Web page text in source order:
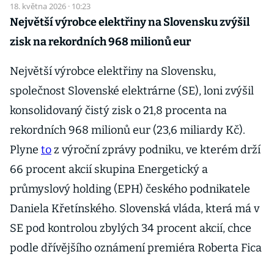
18. května 2026 · 10:23
Největší výrobce elektřiny na Slovensku zvýšil
zisk na rekordních 968 milionů eur
Největší výrobce elektřiny na Slovensku,
společnost Slovenské elektrárne (SE), loni zvýšil
konsolidovaný čistý zisk o 21,8 procenta na
rekordních 968 milionů eur (23,6 miliardy Kč).
Plyne toz výroční zprávy podniku, ve kterém drží
66 procent akcií skupina Energetický a
průmyslový holding (EPH) českého podnikatele
Daniela Křetínského. Slovenská vláda, která má v
SE pod kontrolou zbylých 34 procent akcií, chce
podle dřívějšího oznámení premiéra Roberta Fica